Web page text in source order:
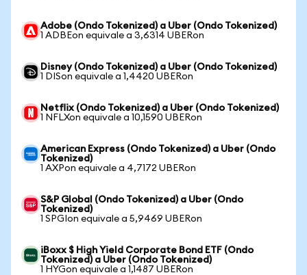
Adobe (Ondo Tokenized) a Uber (Ondo Tokenized)
1 ADBEon equivale a 3,6314 UBERon
Disney (Ondo Tokenized) a Uber (Ondo Tokenized)
1 DISon equivale a 1,4420 UBERon
Netflix (Ondo Tokenized) a Uber (Ondo Tokenized)
1 NFLXon equivale a 10,1590 UBERon
American Express (Ondo Tokenized) a Uber (Ondo
Tokenized)
1 AXPon equivale a 4,7172 UBERon
S&P Global (Ondo Tokenized) a Uber (Ondo
Tokenized)
1 SPGIon equivale a 5,9469 UBERon
iBoxx $ High Yield Corporate Bond ETF (Ondo
Tokenized) a Uber (Ondo Tokenized)
1 HYGon equivale a 1,1487 UBERon